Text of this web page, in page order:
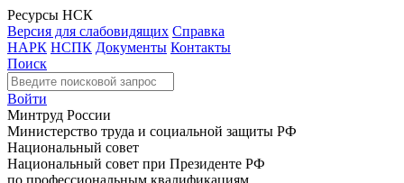
Ресурсы НСК
Версия для слабовидящих Справка
НАРК НСПК Документы Контакты
Поиск
Войти
Минтруд России
Министерство труда и социальной защиты РФ
Национальный совет
Национальный совет при Президенте РФ
по профессиональным квалификациям